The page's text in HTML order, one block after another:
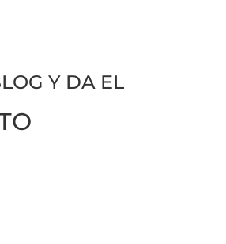
Y DA EL